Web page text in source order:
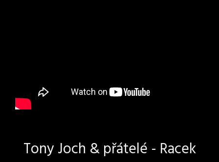
Tony Joch & přátelé - Racek